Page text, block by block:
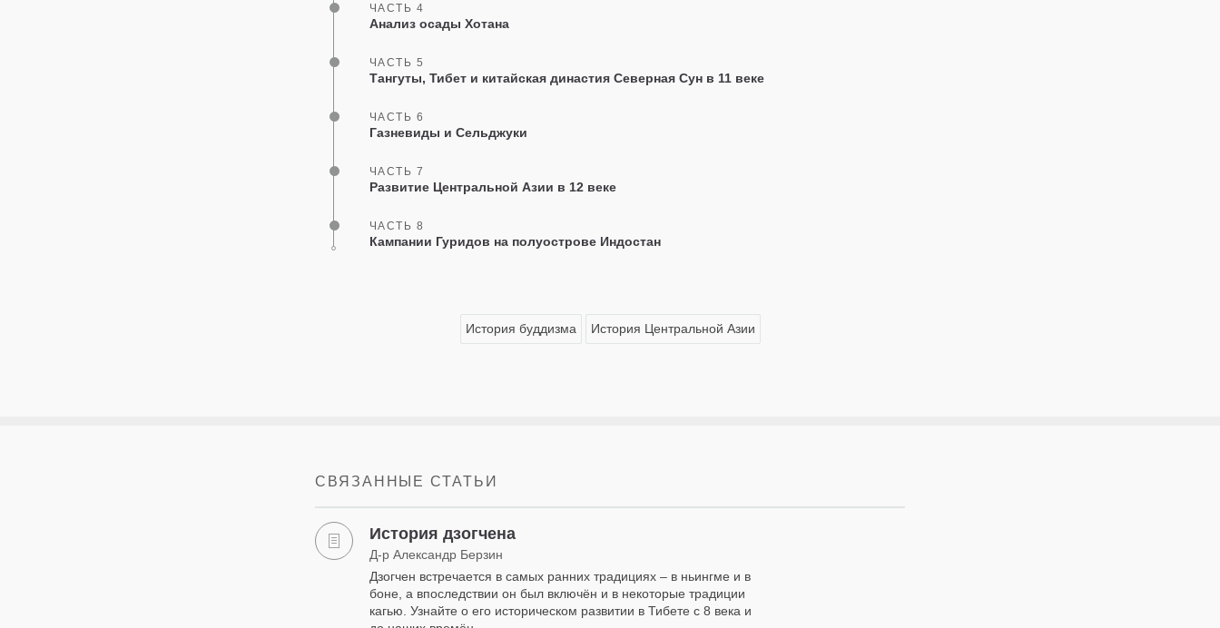
ЧАСТЬ 4
Анализ осады Хотана
ЧАСТЬ 5
Тангуты, Тибет и китайская династия Северная Сун в 11 веке
ЧАСТЬ 6
Газневиды и Сельджуки
ЧАСТЬ 7
Развитие Центральной Азии в 12 веке
ЧАСТЬ 8
Кампании Гуридов на полуострове Индостан
История буддизма История Центральной Азии
СВЯЗАННЫЕ СТАТЬИ
История дзогчена
Д-р Александр Берзин
Дзогчен встречается в самых ранних традициях – в ньингме и в
боне, а впоследствии он был включён и в некоторые традиции
кагью. Узнайте о его историческом развитии в Тибете с 8 века и